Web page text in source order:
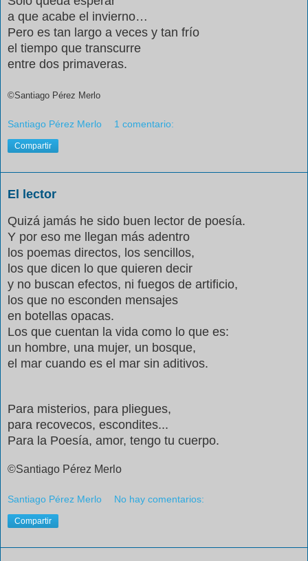
a que acabe el invierno…
Pero es tan largo a veces y tan frío
el tiempo que transcurre
entre dos primaveras.
©Santiago Pérez Merlo
Santiago Pérez Merlo 1 comentario:
Compartir
El lector
Quizá jamás he sido buen lector de poesía.
Y por eso me llegan más adentro
los poemas directos, los sencillos,
los que dicen lo que quieren decir
y no buscan efectos, ni fuegos de artificio,
los que no esconden mensajes
en botellas opacas.
Los que cuentan la vida como lo que es:
un hombre, una mujer, un bosque,
el mar cuando es el mar sin aditivos.
Para misterios, para pliegues,
para recovecos, escondites...
Para la Poesía, amor, tengo tu cuerpo.
©Santiago Pérez Merlo
Santiago Pérez Merlo No hay comentarios:
Compartir